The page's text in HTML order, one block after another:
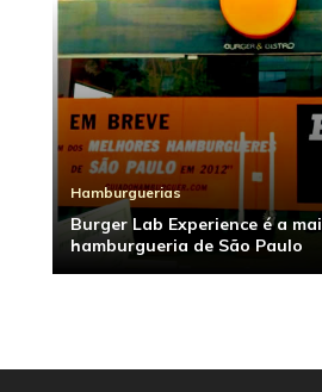
Hamburguerias
Burger Lab Experience é a
hamburgueria de São Paulo